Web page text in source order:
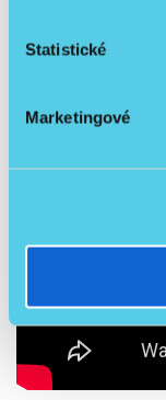
Statistické
Marketingové